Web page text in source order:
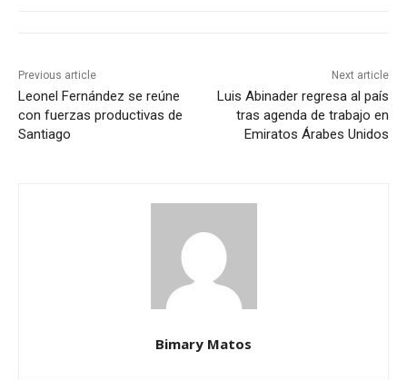
Previous article
Leonel Fernández se reúne
con fuerzas productivas de
Santiago
Next article
Luis Abinader regresa al país
tras agenda de trabajo en
Emiratos Árabes Unidos
Bimary Matos